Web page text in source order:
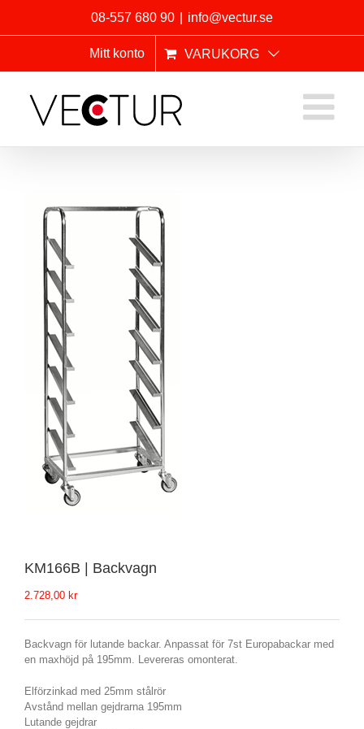
innehållet
08-557 680 90 info@vectur.se
Mitt konto VARUKORG
KM166B | Backvagn
2.728,00 kr
Backvagn för lutande backar. Anpassat för 7st Europabackar med
en maxhöjd på 195mm. Levereras omonterat.
Elförzinkad med 25mm stålrör
Avstånd mellan gejdrarna 195mm
Lutande gejdrar